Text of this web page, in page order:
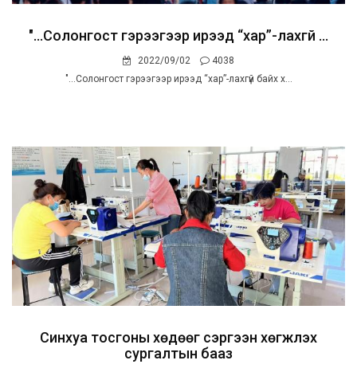
"...Солонгост гэрээгээр ирээд “хар”-лахгүй ...
2022/09/02
4038
"...Солонгост гэрээгээр ирээд “хар”-лахгүй байх х...
Синхуа тосгоны хөдөөг сэргээн хөгжүүлэх
сургалтын бааз